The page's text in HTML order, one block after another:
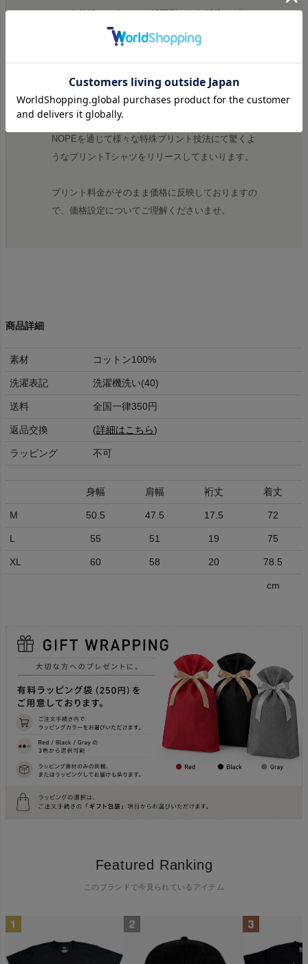
という仕組みですので、10回刷ったら10倍のプリ
ント料金になります。普通は同じところに何回も刷
ってコストがかかるようなそんなことはしないので
れ？」と思うようなデザインをリリースしていくこ
とがブランドとしての独自性と考えています。
NOPEを通じて様々な特殊プリント技法にて驚くよ
うなプリントTシャツをリリースしてまいります。
プリント料金がそのまま価格に反映しておりますの
で、価格設定についてご理解くださいませ。
商品詳細
素材 コットン100%
洗濯表記 洗濯機洗い(40)
送料 全国一律350円
返品交換 (詳細はこちら)
ラッピング 不可
身幅 肩幅 裄丈 着丈
M 50.5 47.5 17.5 72
L 55 51 19 75
XL 60 58 20 78.5
cm
Featured Ranking
このブランドで今見られているアイテム